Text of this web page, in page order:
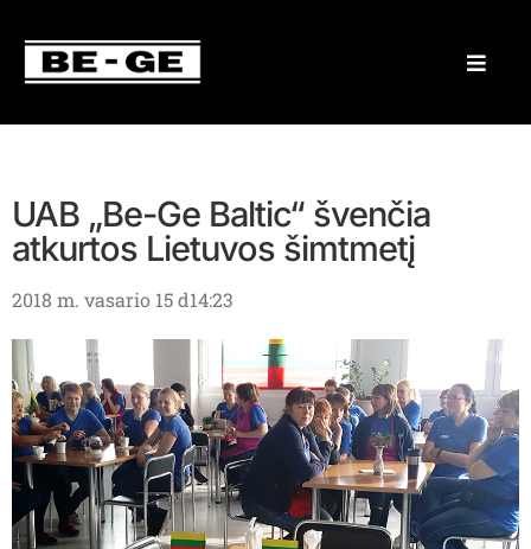
UAB „Be-Ge Baltic“ švenčia
atkurtos Lietuvos šimtmetį
2018 m. vasario 15 d14:23